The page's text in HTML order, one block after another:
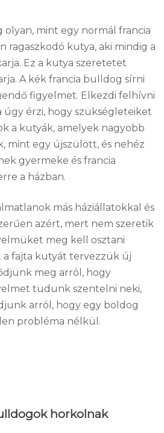
olyan, mint egy normál francia
ragaszkodó kutya, aki mindig a
Ez a kutya szeretetet
A kék francia bulldog sírni
figyelmet. Elkezdi felhívni
úgy érzi, hogy szükségleteiket
a kutyák, amelyek nagyobb
mint egy újszülött, és nehéz
gyermeke és francia
a házban.
más háziállatokkal és
azért, mert nem szeretik
meg kell osztani
a fajta kutyát tervezzük új
meg arról, hogy
tudunk szentelni neki,
arról, hogy egy boldog
probléma nélkül.
horkolnak